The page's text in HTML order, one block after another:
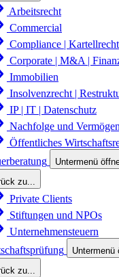
Arbeitsrecht
Commercial
Compliance |
Corporate | M&A |
Immobilien
Insolvenzrecht |
IP | IT | Datenschutz
Nachfolge und Vermögen
Öffentliches
Untermenü
zu...
Private Clients
Stiftungen und NPOs
Unternehmensteuern
Untermenü
zu...